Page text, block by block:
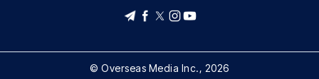
© Overseas Media Inc., 2026